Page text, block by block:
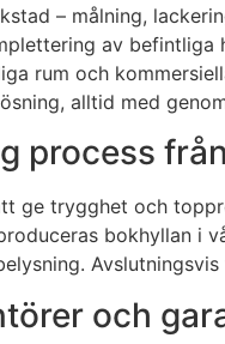
– målning,
av
rum och
alltid med
process
ge trygghet och
bokhyllan i
och